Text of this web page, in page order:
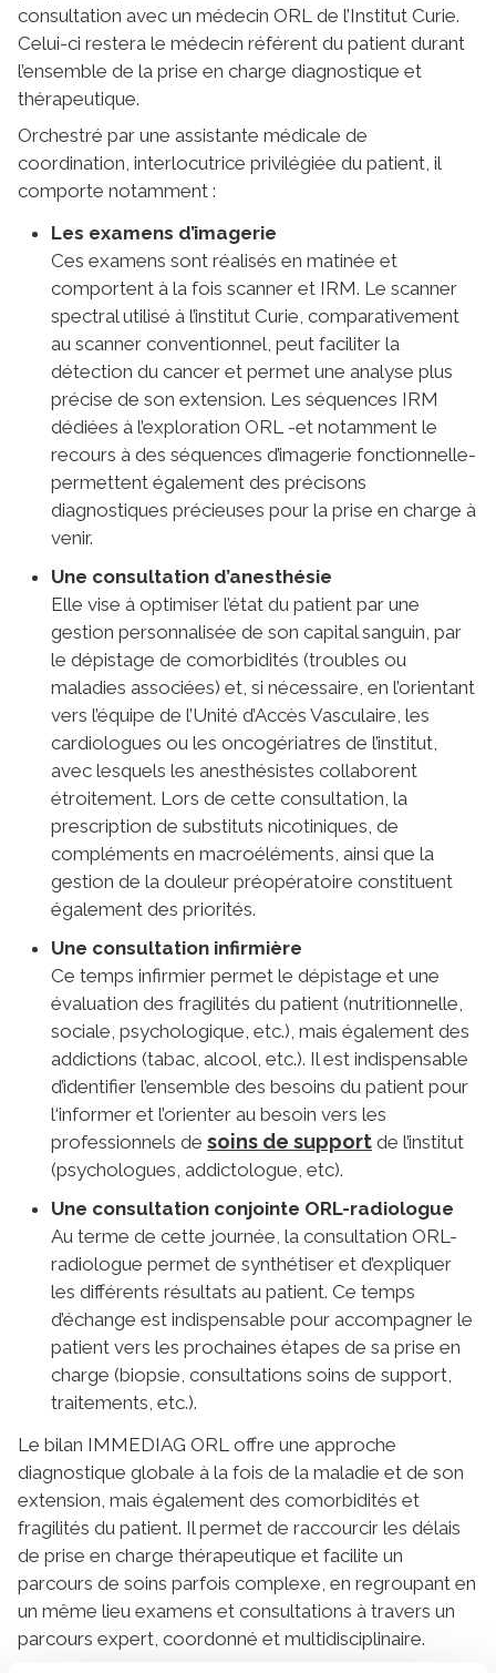
consultation avec un médecin ORL de l’Institut Curie.
Celui-ci restera le médecin référent du patient durant
l’ensemble de la prise en charge diagnostique et
thérapeutique.
Orchestré par une assistante médicale de
coordination, interlocutrice privilégiée du patient, il
comporte notamment :
Les examens d’imagerie
Ces examens sont réalisés en matinée et
comportent à la fois scanner et IRM. Le scanner
spectral utilisé à l’institut Curie, comparativement
au scanner conventionnel, peut faciliter la
détection du cancer et permet une analyse plus
précise de son extension. Les séquences IRM
dédiées à l’exploration ORL -et notamment le
recours à des séquences d’imagerie fonctionnelle-
permettent également des précisons
diagnostiques précieuses pour la prise en charge à
venir.
Une consultation d’anesthésie
Elle vise à optimiser l’état du patient par une
gestion personnalisée de son capital sanguin, par
le dépistage de comorbidités (troubles ou
maladies associées) et, si nécessaire, en l’orientant
vers l’équipe de l’Unité d’Accès Vasculaire, les
cardiologues ou les oncogériatres de l’institut,
avec lesquels les anesthésistes collaborent
étroitement. Lors de cette consultation, la
prescription de substituts nicotiniques, de
compléments en macroéléments, ainsi que la
gestion de la douleur préopératoire constituent
également des priorités.
Une consultation infirmière
Ce temps infirmier permet le dépistage et une
évaluation des fragilités du patient (nutritionnelle,
sociale, psychologique, etc.), mais également des
addictions (tabac, alcool, etc.). Il est indispensable
d’identifier l’ensemble des besoins du patient pour
l‘informer et l’orienter au besoin vers les
professionnels de soins de support de l’institut
(psychologues, addictologue, etc).
Une consultation conjointe ORL-radiologue
Au terme de cette journée, la consultation ORL-
radiologue permet de synthétiser et d’expliquer
les différents résultats au patient. Ce temps
d’échange est indispensable pour accompagner le
patient vers les prochaines étapes de sa prise en
charge (biopsie, consultations soins de support,
traitements, etc.).
Le bilan IMMEDIAG ORL offre une approche
diagnostique globale à la fois de la maladie et de son
extension, mais également des comorbidités et
fragilités du patient. Il permet de raccourcir les délais
de prise en charge thérapeutique et facilite un
parcours de soins parfois complexe, en regroupant en
un même lieu examens et consultations à travers un
parcours expert, coordonné et multidisciplinaire.